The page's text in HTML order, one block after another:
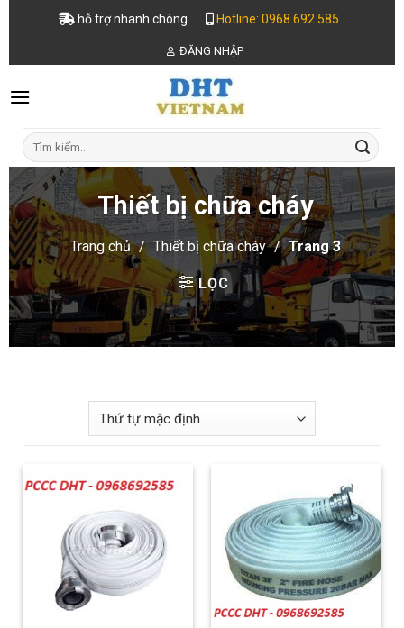
hỗ trợ nhanh chóng Hotline: 0968.692.585
ĐĂNG NHẬP
Tìm
kiếm:
Thiết bị chữa cháy
Trang chủ / Thiết bị chữa cháy / Trang 3
LỌC